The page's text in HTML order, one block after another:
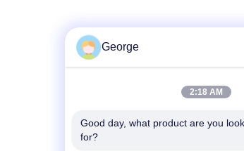
Telefoon
George
2:18 AM
Good day, what product are you
for?